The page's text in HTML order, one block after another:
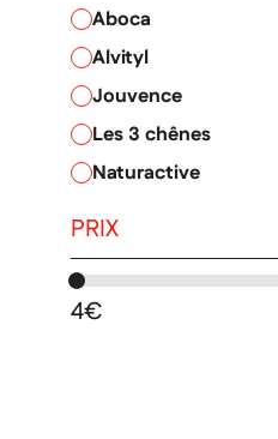
aboca
alvityl
jouvence
les 3 chênes
naturactive
superdiet
PRIX
4€